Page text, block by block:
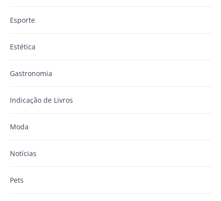
Esporte
Estética
Gastronomia
Indicação de Livros
Moda
Notícias
Pets